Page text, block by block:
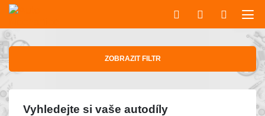
ZOBRAZIT FILTR
Vyhledejte si vaše autodíly